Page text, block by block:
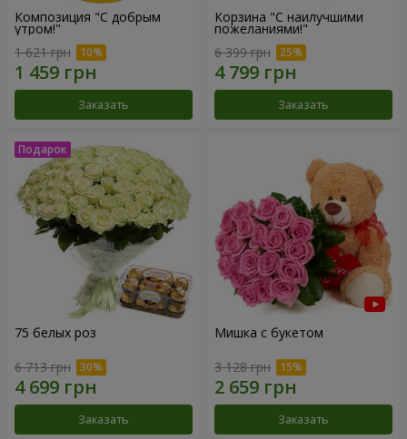
Композиция "С добрым
утром!"
1 621 грн
Заказать
Корзина "С наилучшими
пожеланиями!"
6 399 грн
Заказать
75 белых роз
6 713 грн
Заказать
Мишка с букетом
3 128 грн
Заказать